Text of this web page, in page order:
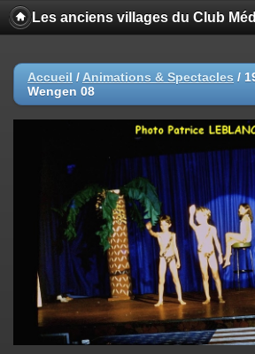
Les anciens villages du Club
Accueil / Animations & Spectacles /
Wengen 08